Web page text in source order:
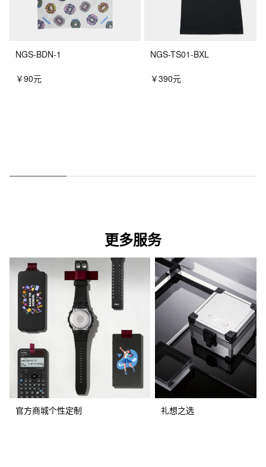
NGS-BDN-1
￥90元
NGS-TS01-BXL
￥390元
更多服务
官方商城个性定制 礼想之选